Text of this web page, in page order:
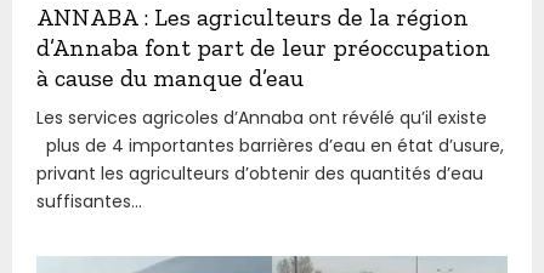
ANNABA : Les agriculteurs de la région
d’Annaba font part de leur préoccupation
à cause du manque d’eau
Les services agricoles d’Annaba ont révélé qu’il existe
plus de 4 importantes barrières d’eau en état d’usure,
privant les agriculteurs d’obtenir des quantités d’eau
suffisantes...